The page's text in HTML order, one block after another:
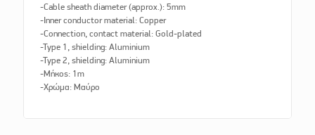
-Cable sheath diameter (approx.): 5mm
-Inner conductor material: Copper
-Connection, contact material: Gold-plated
-Type 1, shielding: Aluminium
-Type 2, shielding: Aluminium
-Μήκος: 1m
-Χρώμα: Μαύρο